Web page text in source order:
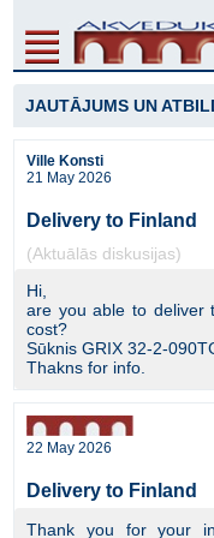
JAUTĀJUMS UN
Ville Konsti
21 May 2026
Delivery to Finland
(Aktuālās diskusijas)
Hi,
are you able to deliver
cost?
Sūknis GRIX 32-2-
Thakns for info.
22 May 2026
Delivery to Finland
Thank you for your